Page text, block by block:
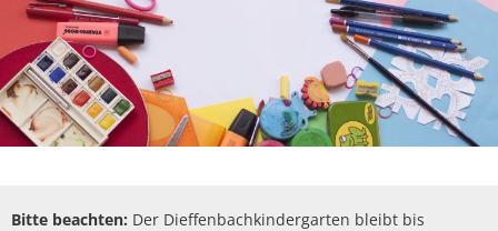
Bitte beachten: Der Dieffenbachkindergarten bleibt bis